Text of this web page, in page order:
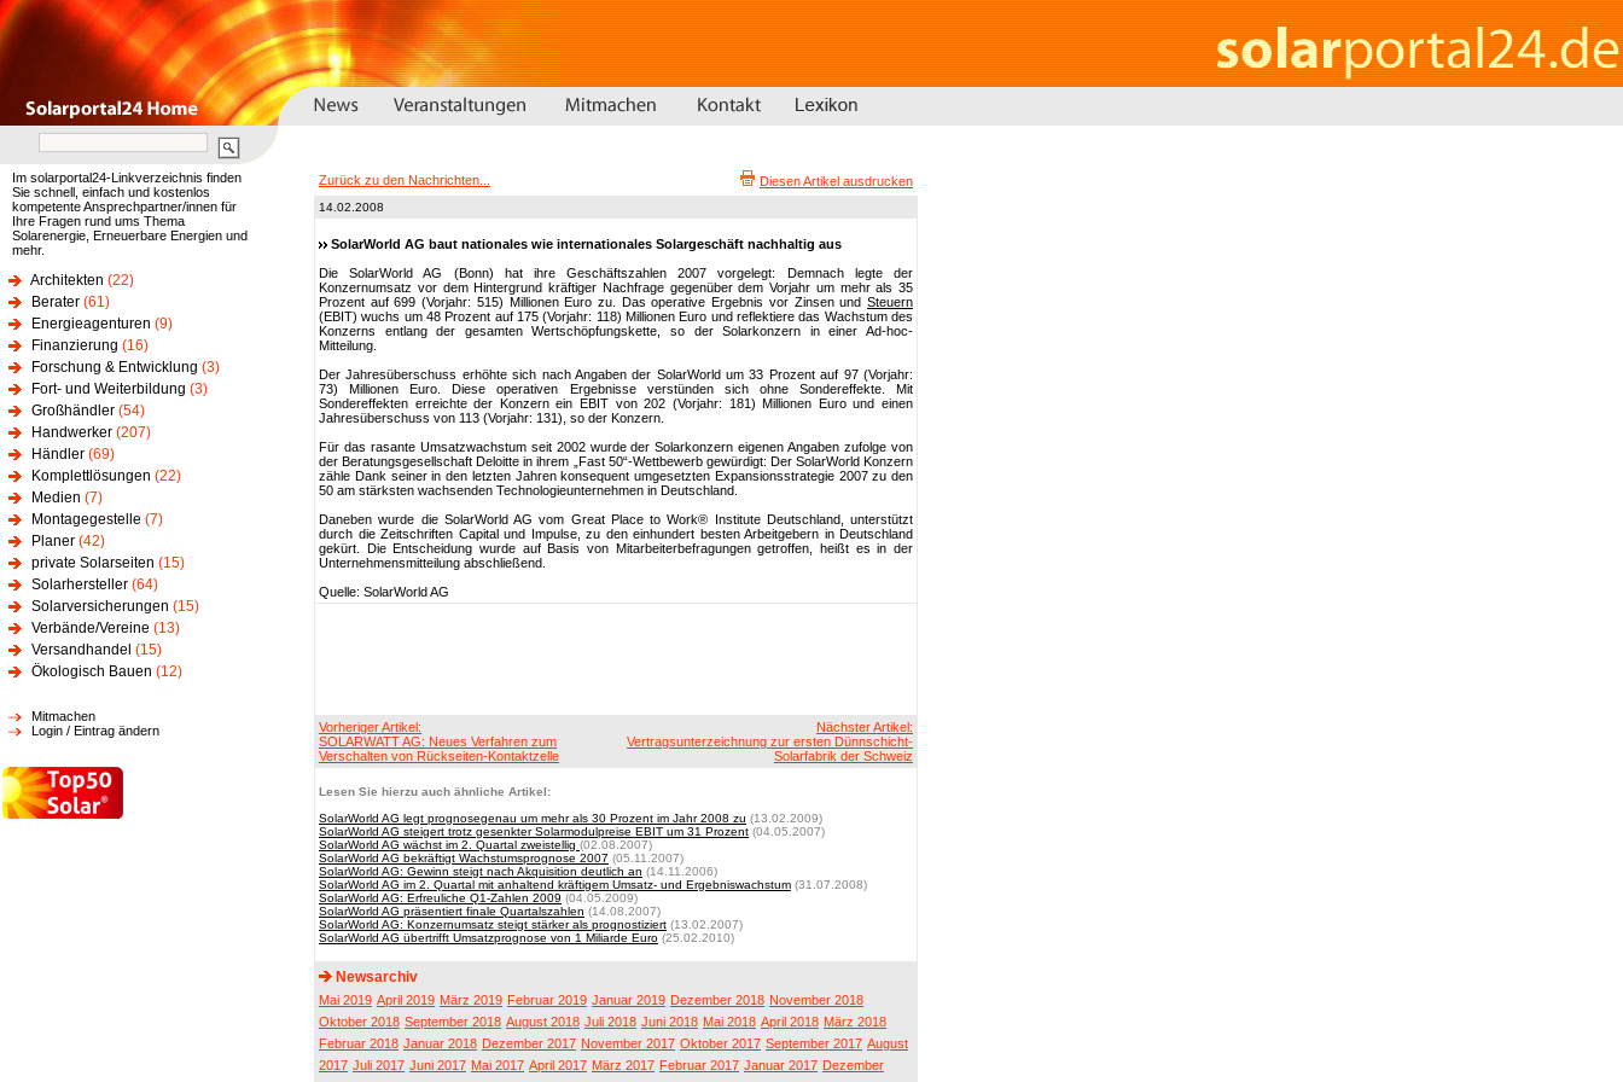
Im solarportal24-Linkverzeichnis finden
Sie schnell, einfach und kostenlos
kompetente Ansprechpartner/innen für
Ihre Fragen rund ums Thema
Solarenergie, Erneuerbare Energien und
mehr.
Architekten (22)
Berater (61)
Energieagenturen (9)
Finanzierung (16)
Forschung & Entwicklung (3)
Fort- und Weiterbildung (3)
Großhändler (54)
Handwerker (207)
Händler (69)
Komplettlösungen (22)
Medien (7)
Montagegestelle (7)
Planer (42)
private Solarseiten (15)
Solarhersteller (64)
Solarversicherungen (15)
Verbände/Vereine (13)
Versandhandel (15)
Ökologisch Bauen (12)
Mitmachen
Login / Eintrag ändern
Zurück zu den Nachrichten... Diesen Artikel ausdrucken
14.02.2008
SolarWorld AG baut nationales wie internationales Solargeschäft nachhaltig aus
Die SolarWorld AG (Bonn) hat ihre Geschäftszahlen 2007 vorgelegt: Demnach legte der
Konzernumsatz vor dem Hintergrund kräftiger Nachfrage gegenüber dem Vorjahr um mehr als 35
Prozent auf 699 (Vorjahr: 515) Millionen Euro zu. Das operative Ergebnis vor Zinsen und Steuern
(EBIT) wuchs um 48 Prozent auf 175 (Vorjahr: 118) Millionen Euro und reflektiere das Wachstum des
Konzerns entlang der gesamten Wertschöpfungskette, so der Solarkonzern in einer Ad-hoc-
Mitteilung.
Der Jahresüberschuss erhöhte sich nach Angaben der SolarWorld um 33 Prozent auf 97 (Vorjahr:
73) Millionen Euro. Diese operativen Ergebnisse verstünden sich ohne Sondereffekte. Mit
Sondereffekten erreichte der Konzern ein EBIT von 202 (Vorjahr: 181) Millionen Euro und einen
Jahresüberschuss von 113 (Vorjahr: 131), so der Konzern.
Für das rasante Umsatzwachstum seit 2002 wurde der Solarkonzern eigenen Angaben zufolge von
der Beratungsgesellschaft Deloitte in ihrem „Fast 50“-Wettbewerb gewürdigt: Der SolarWorld Konzern
zähle Dank seiner in den letzten Jahren konsequent umgesetzten Expansionsstrategie 2007 zu den
50 am stärksten wachsenden Technologieunternehmen in Deutschland.
Daneben wurde die SolarWorld AG vom Great Place to Work® Institute Deutschland, unterstützt
durch die Zeitschriften Capital und Impulse, zu den einhundert besten Arbeitgebern in Deutschland
gekürt. Die Entscheidung wurde auf Basis von Mitarbeiterbefragungen getroffen, heißt es in der
Unternehmensmitteilung abschließend.
Quelle: SolarWorld AG
Vorheriger Artikel:
SOLARWATT AG: Neues Verfahren zum
Verschalten von Rückseiten-Kontaktzelle
Nächster Artikel:
Vertragsunterzeichnung zur ersten Dünnschicht-
Solarfabrik der Schweiz
Lesen Sie hierzu auch ähnliche Artikel:
SolarWorld AG legt prognosegenau um mehr als 30 Prozent im Jahr 2008 zu (13.02.2009)
SolarWorld AG steigert trotz gesenkter Solarmodulpreise EBIT um 31 Prozent (04.05.2007)
SolarWorld AG wächst im 2. Quartal zweistellig (02.08.2007)
SolarWorld AG bekräftigt Wachstumsprognose 2007 (05.11.2007)
SolarWorld AG: Gewinn steigt nach Akquisition deutlich an (14.11.2006)
SolarWorld AG im 2. Quartal mit anhaltend kräftigem Umsatz- und Ergebniswachstum (31.07.2008)
SolarWorld AG: Erfreuliche Q1-Zahlen 2009 (04.05.2009)
SolarWorld AG präsentiert finale Quartalszahlen (14.08.2007)
SolarWorld AG: Konzernumsatz steigt stärker als prognostiziert (13.02.2007)
SolarWorld AG übertrifft Umsatzprognose von 1 Miliarde Euro (25.02.2010)
Newsarchiv
Mai 2019 April 2019 März 2019 Februar 2019 Januar 2019 Dezember 2018 November 2018
Oktober 2018 September 2018 August 2018 Juli 2018 Juni 2018 Mai 2018 April 2018 März 2018
Februar 2018 Januar 2018 Dezember 2017 November 2017 Oktober 2017 September 2017 August
2017 Juli 2017 Juni 2017 Mai 2017 April 2017 März 2017 Februar 2017 Januar 2017 Dezember